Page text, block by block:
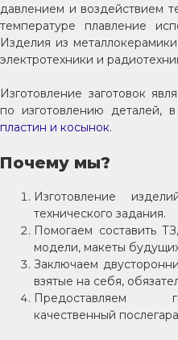
давлением и воздействием
температуре плавление
Изделия из
электротехники и
Изготовление заготовок
по изготовлению деталей,
пластин и косынок.
Почему мы?
Изготовление
технического задания.
Помогаем составить
модели, макеты
Заключаем
взятые на себя,
Предоставляем
качественный